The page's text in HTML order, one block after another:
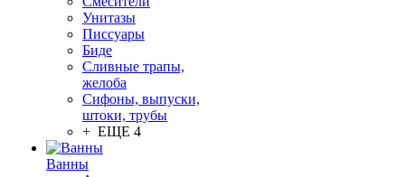
Унитазы
Писсуары
Биде
Сливные трапы,
желоба
Сифоны, выпуски,
штоки, трубы
+ ЕЩЕ 4
Ванны